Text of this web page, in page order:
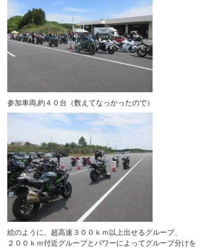
参加車両,約４０台（数えてなっかったので）
絵のように、超高速３００ｋｍ以上出せるグループ、
２００ｋｍ付近グループとパワーによってグループ分けを